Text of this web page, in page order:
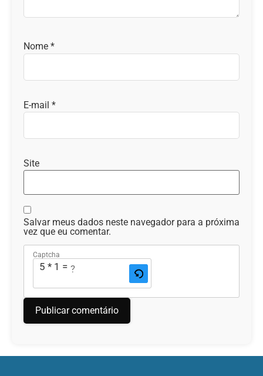
Nome *
E-mail *
Site
Salvar meus dados neste navegador para a próxima
vez que eu comentar.
Captcha
5 * 1 = ?